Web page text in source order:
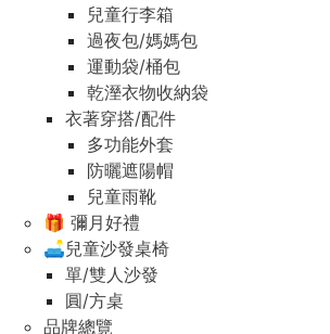
兒童行李箱
過夜包/媽媽包
運動袋/桶包
乾溼衣物收納袋
衣著穿搭/配件
多功能外套
防曬遮陽帽
兒童雨靴
🎁 彌月好禮
🛋️兒童沙發桌椅
單/雙人沙發
圓/方桌
品牌總覽